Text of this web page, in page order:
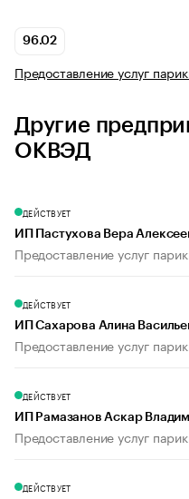
96.02
Предоставление услуг
Другие
ОКВЭД
ДЕЙСТВУЕТ
ИП Пастухова Вера
Предоставление услуг
ДЕЙСТВУЕТ
ИП Сахарова Алина
Предоставление услуг
ДЕЙСТВУЕТ
ИП Рамазанов Аскар
Предоставление услуг
ДЕЙСТВУЕТ